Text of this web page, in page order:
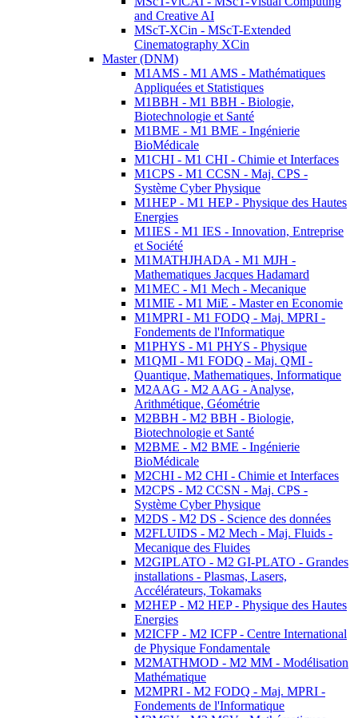
and Creative AI
MScT-XCin - MScT-Extended
Cinematography XCin
Master (DNM)
M1AMS - M1 AMS - Mathématiques
Appliquées et Statistiques
M1BBH - M1 BBH - Biologie,
Biotechnologie et Santé
M1BME - M1 BME - Ingénierie
BioMédicale
M1CHI - M1 CHI - Chimie et Interfaces
M1CPS - M1 CCSN - Maj. CPS -
Système Cyber Physique
M1HEP - M1 HEP - Physique des Hautes
Energies
M1IES - M1 IES - Innovation, Entreprise
et Société
M1MATHJHADA - M1 MJH -
Mathematiques Jacques Hadamard
M1MEC - M1 Mech - Mecanique
M1MIE - M1 MiE - Master en Economie
M1MPRI - M1 FODQ - Maj. MPRI -
Fondements de l'Informatique
M1PHYS - M1 PHYS - Physique
M1QMI - M1 FODQ - Maj. QMI -
Quantique, Mathematiques, Informatique
M2AAG - M2 AAG - Analyse,
Arithmétique, Géométrie
M2BBH - M2 BBH - Biologie,
Biotechnologie et Santé
M2BME - M2 BME - Ingénierie
BioMédicale
M2CHI - M2 CHI - Chimie et Interfaces
M2CPS - M2 CCSN - Maj. CPS -
Système Cyber Physique
M2DS - M2 DS - Science des données
M2FLUIDS - M2 Mech - Maj. Fluids -
Mecanique des Fluides
M2GIPLATO - M2 GI-PLATO - Grandes
installations - Plasmas, Lasers,
Accélérateurs, Tokamaks
M2HEP - M2 HEP - Physique des Hautes
Energies
M2ICFP - M2 ICFP - Centre International
de Physique Fondamentale
M2MATHMOD - M2 MM - Modélisation
Mathématique
M2MPRI - M2 FODQ - Maj. MPRI -
Fondements de l'Informatique